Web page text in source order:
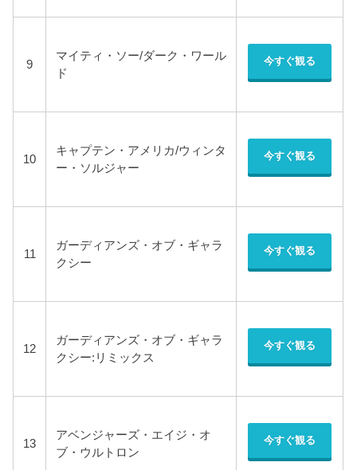
9
マイティ・ソー/ダーク・ワール
ド
今すぐ観る
10
キャプテン・アメリカ/ウィンタ
ー・ソルジャー
今すぐ観る
11
ガーディアンズ・オブ・ギャラ
クシー
今すぐ観る
12
ガーディアンズ・オブ・ギャラ
クシー:リミックス
今すぐ観る
13
アベンジャーズ・エイジ・オ
ブ・ウルトロン
今すぐ観る